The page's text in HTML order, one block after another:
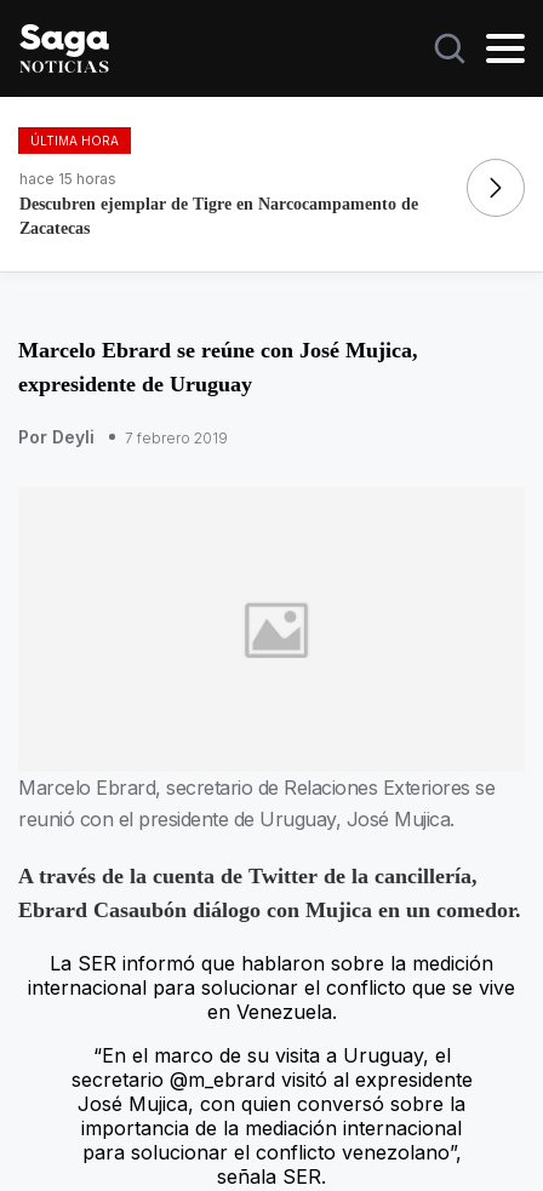
ÚLTIMA HORA
de
Galilea Montijo celebra estar entre Los 50 más
Marcelo Ebrard se reúne con José Mujica,
expresidente de Uruguay
Por Deyli 7 febrero 2019
Marcelo Ebrard, secretario de Relaciones Exteriores se
reunió con el presidente de Uruguay, José Mujica.
A través de la cuenta de Twitter de la cancillería,
Ebrard Casaubón diálogo con Mujica en un comedor.
La SER informó que hablaron sobre la medición
internacional para solucionar el conflicto que se vive
en Venezuela.
“En el marco de su visita a Uruguay, el
secretario @m_ebrard visitó al expresidente
José Mujica, con quien conversó sobre la
importancia de la mediación internacional
para solucionar el conflicto venezolano”,
señala SER.